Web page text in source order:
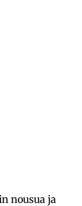
nousua ja